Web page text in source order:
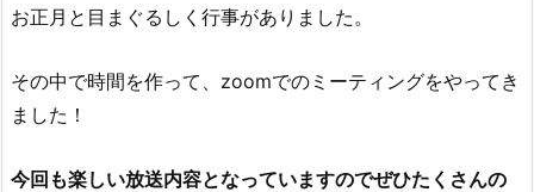
お正月と目まぐるしく行事がありました。
その中で時間を作って、zoomでのミーティングをやってき
ました！
今回も楽しい放送内容となっていますのでぜひたくさんの